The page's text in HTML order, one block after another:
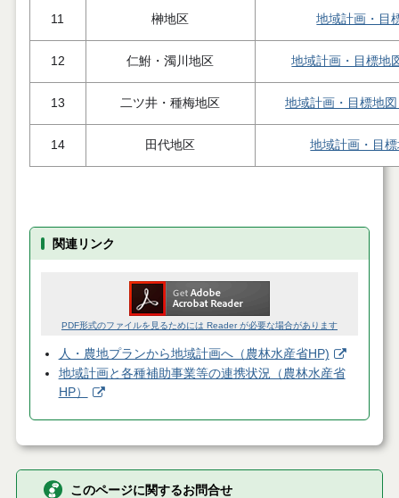
11 榊地区 地域計画・目
12 仁鮒・濁川地区 地域計画・目標地
13 二ツ井・種梅地区 地域計画・目標地
14 田代地区 地域計画・目
関連リンク
PDF形式のファイルを見るためには Reader が必要な場合があります
人・農地プランから地域計画へ（農林水産省HP)
地域計画と各種補助事業等の連携状況（農林水産省
HP）
このページに関するお問合せ